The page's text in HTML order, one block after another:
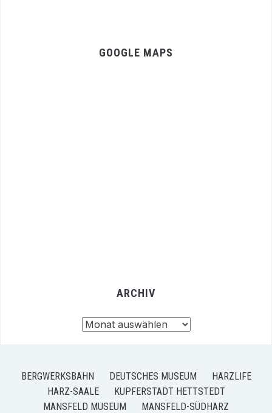
GOOGLE MAPS
ARCHIV
BERGWERKSBAHN DEUTSCHES MUSEUM
HARZLIFE
HARZ-SAALE
KUPFERSTADT HETTSTEDT
MANSFELD MUSEUM
MANSFELD-SÜDHARZ